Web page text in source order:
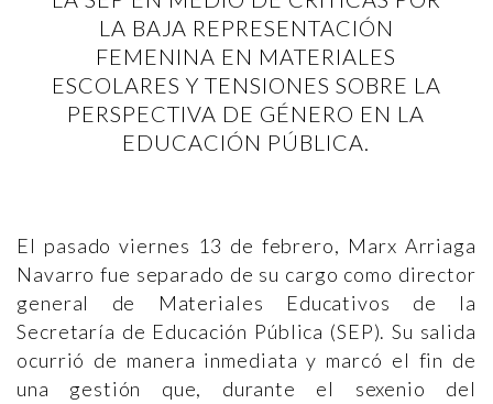
LA BAJA REPRESENTACIÓN
FEMENINA EN MATERIALES
ESCOLARES Y TENSIONES SOBRE LA
PERSPECTIVA DE GÉNERO EN LA
EDUCACIÓN PÚBLICA.
El pasado viernes 13 de febrero, Marx Arriaga
Navarro fue separado de su cargo como director
general de Materiales Educativos de la
Secretaría de Educación Pública (SEP). Su salida
ocurrió de manera inmediata y marcó el fin de
una gestión que, durante el sexenio del